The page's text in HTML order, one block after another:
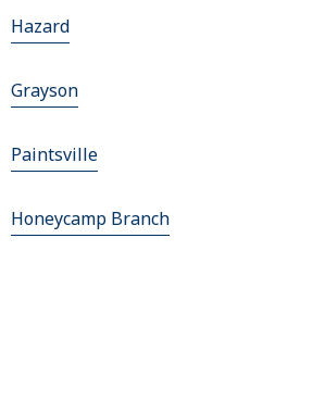
Hazard
Grayson
Paintsville
Honeycamp Branch